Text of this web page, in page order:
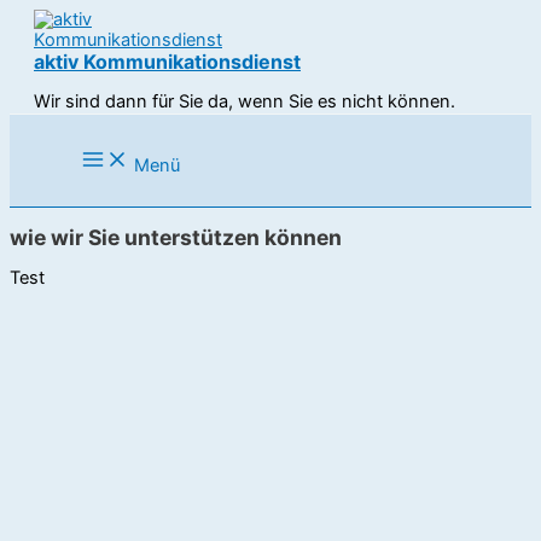
Zum
Inhalt
springen
aktiv Kommunikationsdienst
Wir sind dann für Sie da, wenn Sie es nicht können.
Menü
wie wir Sie unterstützen können
Test